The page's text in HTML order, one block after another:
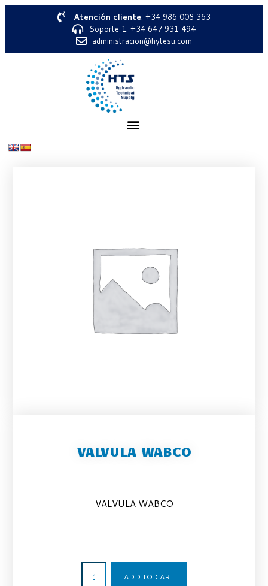
Atención cliente: +34 986 008 363
Soporte 1: +34 647 931 494
administracion@hytesu.com
VALVULA WABCO
VALVULA WABCO
ADD TO CART